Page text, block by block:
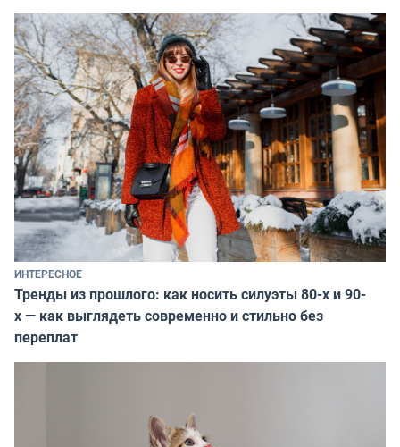
ИНТЕРЕСНОЕ
Тренды из прошлого: как носить силуэты 80-х и 90-
х — как выглядеть современно и стильно без
переплат